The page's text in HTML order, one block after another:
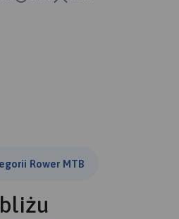
Rower MTB